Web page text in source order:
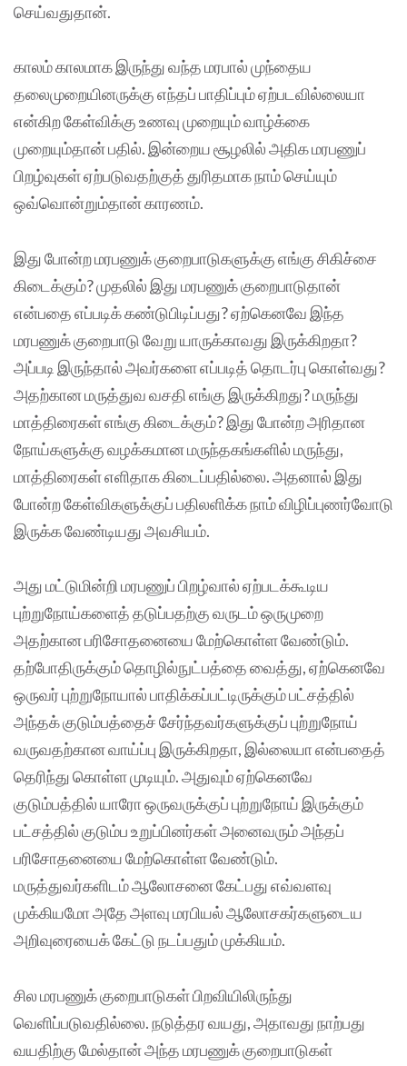
செய்வதுதான்.
காலம் காலமாக இருந்து வந்த மரபால் முந்தைய
தலைமுறையினருக்கு எந்தப் பாதிப்பும் ஏற்படவில்லையா
என்கிற கேள்விக்கு உணவு முறையும் வாழ்க்கை
முறையும்தான் பதில். இன்றைய சூழலில் அதிக மரபணுப்
பிறழ்வுகள் ஏற்படுவதற்குத் துரிதமாக நாம் செய்யும்
ஒவ்வொன்றும்தான் காரணம்.
இது போன்ற மரபணுக் குறைபாடுகளுக்கு எங்கு சிகிச்சை
கிடைக்கும்? முதலில் இது மரபணுக் குறைபாடுதான்
என்பதை எப்படிக் கண்டுபிடிப்பது? ஏற்கெனவே இந்த
மரபணுக் குறைபாடு வேறு யாருக்காவது இருக்கிறதா?
அப்படி இருந்தால் அவர்களை எப்படித் தொடர்பு கொள்வது?
அதற்கான மருத்துவ வசதி எங்கு இருக்கிறது? மருந்து
மாத்திரைகள் எங்கு கிடைக்கும்? இது போன்ற அரிதான
நோய்களுக்கு வழக்கமான மருந்தகங்களில் மருந்து,
மாத்திரைகள் எளிதாக கிடைப்பதில்லை. அதனால் இது
போன்ற கேள்விகளுக்குப் பதிலளிக்க நாம் விழிப்புணர்வோடு
இருக்க வேண்டியது அவசியம்.
அது மட்டுமின்றி மரபணுப் பிறழ்வால் ஏற்படக்கூடிய
புற்றுநோய்களைத் தடுப்பதற்கு வருடம் ஒருமுறை
அதற்கான பரிசோதனையை மேற்கொள்ள வேண்டும்.
தற்போதிருக்கும் தொழில்நுட்பத்தை வைத்து, ஏற்கெனவே
ஒருவர் புற்றுநோயால் பாதிக்கப்பட்டிருக்கும் பட்சத்தில்
அந்தக் குடும்பத்தைச் சேர்ந்தவர்களுக்குப் புற்றுநோய்
வருவதற்கான வாய்ப்பு இருக்கிறதா, இல்லையா என்பதைத்
தெரிந்து கொள்ள முடியும். அதுவும் ஏற்கெனவே
குடும்பத்தில் யாரோ ஒருவருக்குப் புற்றுநோய் இருக்கும்
பட்சத்தில் குடும்ப உறுப்பினர்கள் அனைவரும் அந்தப்
பரிசோதனையை மேற்கொள்ள வேண்டும்.
மருத்துவர்களிடம் ஆலோசனை கேட்பது எவ்வளவு
முக்கியமோ அதே அளவு மரபியல் ஆலோசகர்களுடைய
அறிவுரையைக் கேட்டு நடப்பதும் முக்கியம்.
சில மரபணுக் குறைபாடுகள் பிறவியிலிருந்து
வெளிப்படுவதில்லை. நடுத்தர வயது, அதாவது நாற்பது
வயதிற்கு மேல்தான் அந்த மரபணுக் குறைபாடுகள்